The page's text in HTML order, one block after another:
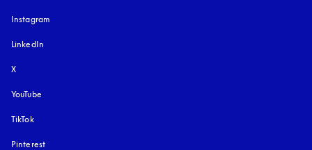
Instagram
LinkedIn
X
YouTube
TikTok
Pinterest